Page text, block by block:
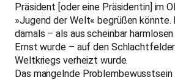
Präsident [oder eine Präsidentin] im
»Jugend der Welt« begrüßen könnte.
damals – als aus scheinbar
Ernst wurde – auf den
Weltkriegs verheizt wurde.
Das mangelnde